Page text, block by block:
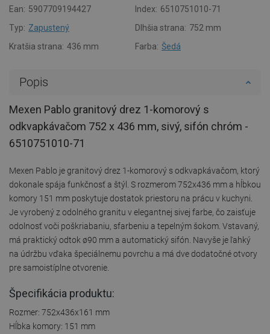
Ean: 5907709194427 Index: 6510751010-71
Typ: Zapustený Dlhšia strana: 752 mm
Kratšia strana: 436 mm Farba: Šedá
Popis
Mexen Pablo granitový drez 1-komorový s
odkvapkávačom 752 x 436 mm, sivý, sifón chróm -
6510751010-71
Mexen Pablo je granitový drez 1-komorový s odkvapkávačom, ktorý
dokonale spája funkčnosť a štýl. S rozmerom 752x436 mm a hĺbkou
komory 151 mm poskytuje dostatok priestoru na prácu v kuchyni.
Je vyrobený z odolného granitu v elegantnej sivej farbe, čo zaisťuje
odolnosť voči poškriabaniu, sfarbeniu a tepelným šokom. Vstavaný,
má praktický odtok ø90 mm a automatický sifón. Navyše je ľahký
na údržbu vďaka špeciálnemu povrchu a má dve dodatočné otvory
pre samoistíplne otvorenie.
Špecifikácia produktu:
Rozmer: 752x436x161 mm
Hĺbka komory: 151 mm